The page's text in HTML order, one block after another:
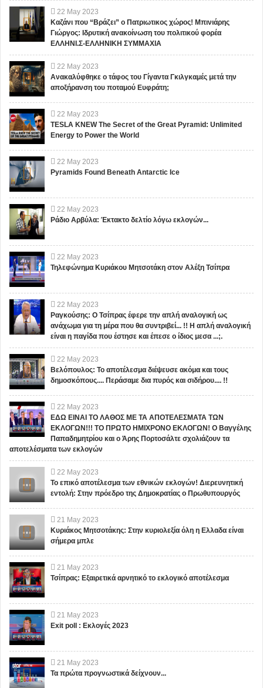
22 May 2023
Καζάνι που “Βράζει” ο Πατριωτικος χώρος! Μπινιάρης
Γιώργος: Ιδρυτική ανακοίνωση του πολιτικού φορέα
ΕΛΛΗΝΙ.Σ-ΕΛΛΗΝΙΚΗ ΣΥΜΜΑΧΙΑ
22 May 2023
Ανακαλύφθηκε ο τάφος του Γίγαντα Γκιλγκαμές μετά την
αποξήρανση του ποταμού Ευφράτη;
22 May 2023
TESLA KNEW The Secret of the Great Pyramid: Unlimited
Energy to Power the World
22 May 2023
Pyramids Found Beneath Antarctic Ice
22 May 2023
Ράδιο Αρβύλα: Έκτακτο δελτίο λόγω εκλογών...
22 May 2023
Τηλεφώνημα Κυριάκου Μητσοτάκη στον Αλέξη Τσίπρα
22 May 2023
Ραγκούσης: Ο Τσίπρας έφερε την απλή αναλογική ως
ανάχωμα για τη μέρα που θα συντριβεί... !! Η απλή αναλογική
είναι η παγίδα που έστησε και έπεσε ο ίδιος μεσα ...;.
22 May 2023
Βελόπουλος: Το αποτέλεσμα διέψευσε ακόμα και τους
δημοσκόπους.... Περάσαμε δια πυρός και σιδήρου.... !!
22 May 2023
ΕΔΩ ΕΙΝΑΙ ΤΟ ΛΑΘΟΣ ΜΕ ΤΑ ΑΠΟΤΕΛΕΣΜΑΤΑ ΤΩΝ
ΕΚΛΟΓΩΝ!!! ΤΟ ΠΡΩΤΟ ΗΜΙΧΡΟΝΟ ΕΚΛΟΓΩΝ! Ο Βαγγέλης
Παπαδημητρίου και ο Άρης Πορτοσάλτε σχολιάζουν τα
αποτελέσματα των εκλογών
22 May 2023
Το επικό αποτέλεσμα των εθνικών εκλογών! Διερευνητική
εντολή: Στην πρόεδρο της Δημοκρατίας ο Πρωθυπουργός
21 May 2023
Κυριάκος Μητσοτάκης: Στην κυριολεξία όλη η Ελλαδα είναι
σήμερα μπλε
21 May 2023
Τσίπρας: Εξαιρετικά αρνητικό το εκλογικό αποτέλεσμα
21 May 2023
Exit poll : Εκλογές 2023
21 May 2023
Τα πρώτα προγνωστικά δείχνουν...